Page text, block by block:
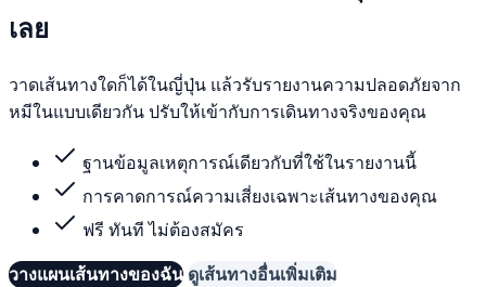
เลย
วาดเส้นทางใดก็ได้ในญี่ปุ่น แล้วรับรายงานความปลอดภัยจาก
หมีในแบบเดียวกัน ปรับให้เข้ากับการเดินทางจริงของคุณ
ฐานข้อมูลเหตุการณ์เดียวกับที่ใช้ในรายงานนี้
การคาดการณ์ความเสี่ยงเฉพาะเส้นทางของคุณ
ฟรี ทันที ไม่ต้องสมัคร
วางแผนเส้นทางของฉัน ดูเส้นทางอื่นเพิ่มเติม